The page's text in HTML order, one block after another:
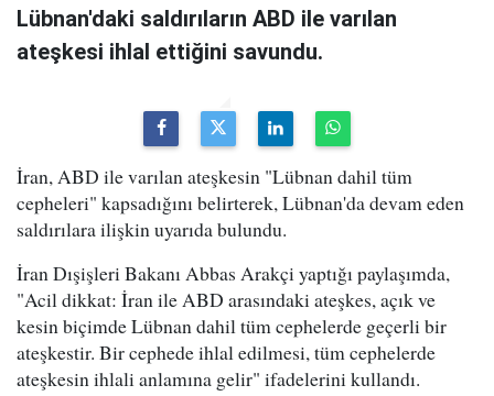
Lübnan'daki saldırıların ABD ile varılan
ateşkesi ihlal ettiğini savundu.
İran, ABD ile varılan ateşkesin "Lübnan dahil tüm
cepheleri" kapsadığını belirterek, Lübnan'da devam eden
saldırılara ilişkin uyarıda bulundu.
İran Dışişleri Bakanı Abbas Arakçi yaptığı paylaşımda,
"Acil dikkat: İran ile ABD arasındaki ateşkes, açık ve
kesin biçimde Lübnan dahil tüm cephelerde geçerli bir
ateşkestir. Bir cephede ihlal edilmesi, tüm cephelerde
ateşkesin ihlali anlamına gelir" ifadelerini kullandı.